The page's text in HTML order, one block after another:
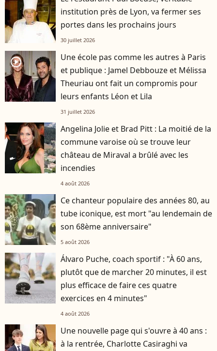
institution près de Lyon, va fermer ses
portes dans les prochains jours
30 juillet 2026
player2
Une école pas comme les autres à Paris
et publique : Jamel Debbouze et Mélissa
Theuriau ont fait un compromis pour
leurs enfants Léon et Lila
31 juillet 2026
Angelina Jolie et Brad Pitt : La moitié de la
commune varoise où se trouve leur
château de Miraval a brûlé avec les
incendies
4 août 2026
Ce chanteur populaire des années 80, au
tube iconique, est mort "au lendemain de
son 68ème anniversaire"
5 août 2026
Álvaro Puche, coach sportif : "À 60 ans,
plutôt que de marcher 20 minutes, il est
plus efficace de faire ces quatre
exercices en 4 minutes"
4 août 2026
Une nouvelle page qui s'ouvre à 40 ans :
à la rentrée, Charlotte Casiraghi va